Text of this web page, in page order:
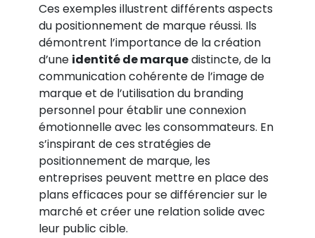
Ces exemples illustrent différents aspects
du positionnement de marque réussi. Ils
démontrent l’importance de la création
d’une identité de marquedistincte, de la
communication cohérente de l’image de
marque et de l’utilisation du branding
personnel pour établir une connexion
émotionnelle avec les consommateurs. En
s’inspirant de ces stratégies de
positionnement de marque, les
entreprises peuvent mettre en place des
plans efficaces pour se différencier sur le
marché et créer une relation solide avec
leur public cible.